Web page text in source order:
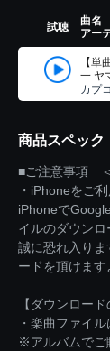
試聴
曲名
アー
【単
一 ヤ
カプ
商品スペック
■ご注意事項 ＜
・iPhoneをご
iPhoneで
イルのダウンロ
誠に恐れ入り
ードを頂けます
【ダウンロー
・楽曲ファイ
※アルバムでご